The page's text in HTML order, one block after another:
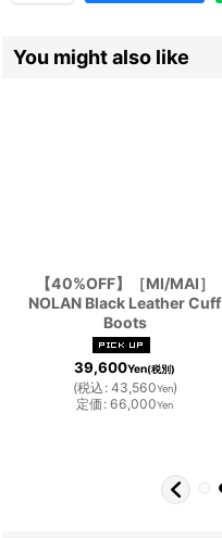
You might also like
【40%OFF】［MI/MAI］
NOLAN Black Leather Cuff
Boots
39,600Yen(税別)
(税込 : 43,560Yen)
定価 : 66,000Yen